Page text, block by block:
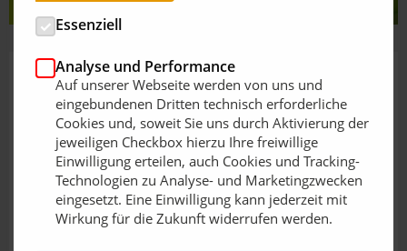
Essenziell
Analyse und Performance
Auf unserer Webseite werden von uns und
eingebundenen Dritten technisch erforderliche
Cookies und, soweit Sie uns durch Aktivierung der
jeweiligen Checkbox hierzu Ihre freiwillige
Einwilligung erteilen, auch Cookies und Tracking-
Technologien zu Analyse- und Marketingzwecken
eingesetzt. Eine Einwilligung kann jederzeit mit
Wirkung für die Zukunft widerrufen werden.